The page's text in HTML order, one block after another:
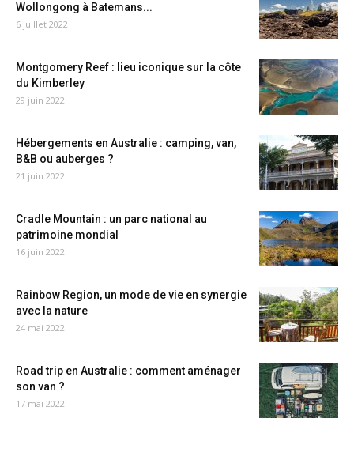
Wollongong à Batemans...
6 juillet 2022
Montgomery Reef : lieu iconique sur la côte
du Kimberley
29 juin 2022
Hébergements en Australie : camping, van,
B&B ou auberges ?
21 juin 2022
Cradle Mountain : un parc national au
patrimoine mondial
16 juin 2022
Rainbow Region, un mode de vie en synergie
avec la nature
24 mai 2022
Road trip en Australie : comment aménager
son van ?
17 mai 2022